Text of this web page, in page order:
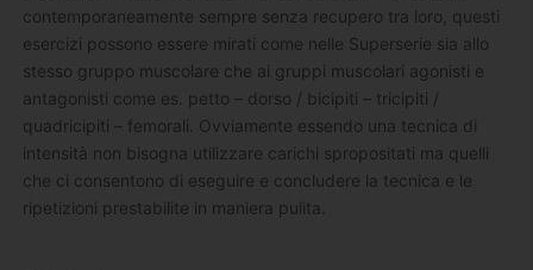
contemporaneamente sempre senza recupero tra loro, questi
esercizi possono essere mirati come nelle Superserie sia allo
stesso gruppo muscolare che ai gruppi muscolari agonisti e
antagonisti come es. petto – dorso / bicipiti – tricipiti /
quadricipiti – femorali. Ovviamente essendo una tecnica di
intensità non bisogna utilizzare carichi spropositati ma quelli
che ci consentono di eseguire e concludere la tecnica e le
ripetizioni prestabilite in maniera pulita.